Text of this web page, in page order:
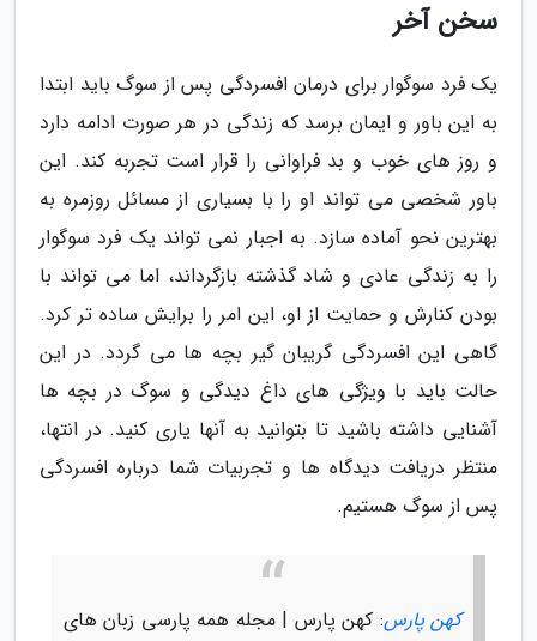
سخن آخر
یک فرد سوگوار برای درمان افسردگی پس از سوگ باید ابتدا
به این باور و ایمان برسد که زندگی در هر صورت ادامه دارد
و روز های خوب و بد فراوانی را قرار است تجربه کند. این
باور شخصی می تواند او را با بسیاری از مسائل روزمره به
بهترین نحو آماده سازد. به اجبار نمی تواند یک فرد سوگوار
را به زندگی عادی و شاد گذشته بازگرداند، اما می تواند با
بودن کنارش و حمایت از او، این امر را برایش ساده تر کرد.
گاهی این افسردگی گریبان گیر بچه ها می گردد. در این
حالت باید با ویژگی های داغ دیدگی و سوگ در بچه ها
آشنایی داشته باشید تا بتوانید به آنها یاری کنید. در انتها،
منتظر دریافت دیدگاه ها و تجربیات شما درباره افسردگی
پس از سوگ هستیم.
کهن پارس: کهن پارس | مجله همه پارسی زبان های